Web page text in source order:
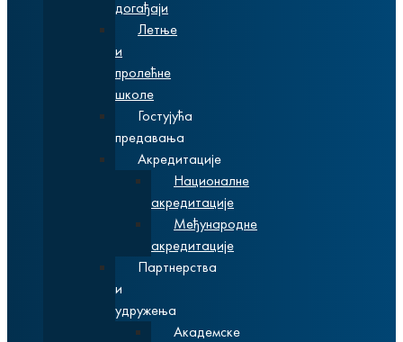
догађаји
Летње
и
пролећне
школе
Гостујућа
предавања
Акредитације
Националне
акредитације
Међународне
акредитације
Партнерства
и
удружења
Академске